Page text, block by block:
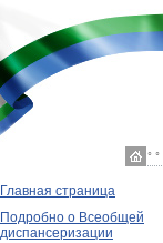
◦ ◦
Главная страница
Подробно о Всеобщей
диспансеризации